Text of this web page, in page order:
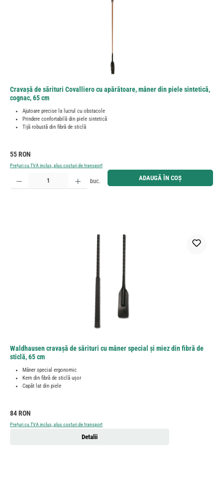
Cravașă de sărituri Covalliero cu apărătoare, mâner din piele sintetică,
cognac, 65 cm
Ajutoare precise la lucrul cu obstacole
Prindere confortabilă din piele sintetică
Tijă robustă din fibră de sticlă
Preț obișnuit:
55 RON
Prețuri cu TVA inclus, plus costuri de transport
Cantitate produs: Introduceți cantitatea dorită sau utilizați butoanele pentru a mări sau micșora
buc. ADAUGĂ ÎN COȘ
Waldhausen cravașă de sărituri cu mâner special și miez din fibră de
sticlă, 65 cm
Mâner special ergonomic
Kern din fibră de sticlă ușor
Capăt lat din piele
Preț obișnuit:
84 RON
Prețuri cu TVA inclus, plus costuri de transport
Detalii